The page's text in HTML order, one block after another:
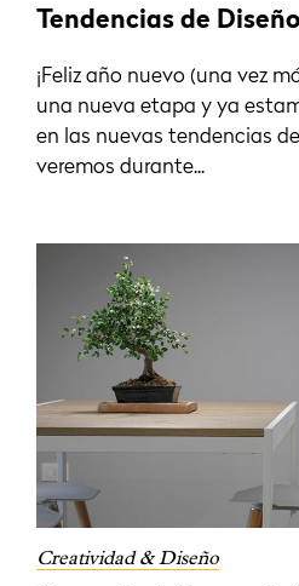
Tendencias de
¡Feliz año nuevo (una vez
una nueva etapa y ya
en las nuevas tendencias
veremos durante...
Creatividad & Diseño